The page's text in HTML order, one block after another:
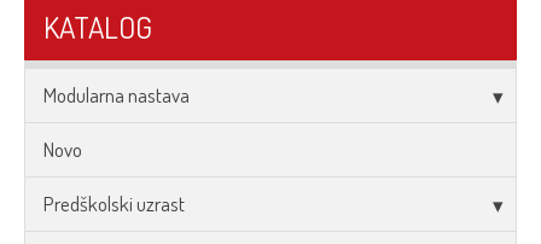
KATALOG
Modularna nastava
Novo
Predškolski uzrast